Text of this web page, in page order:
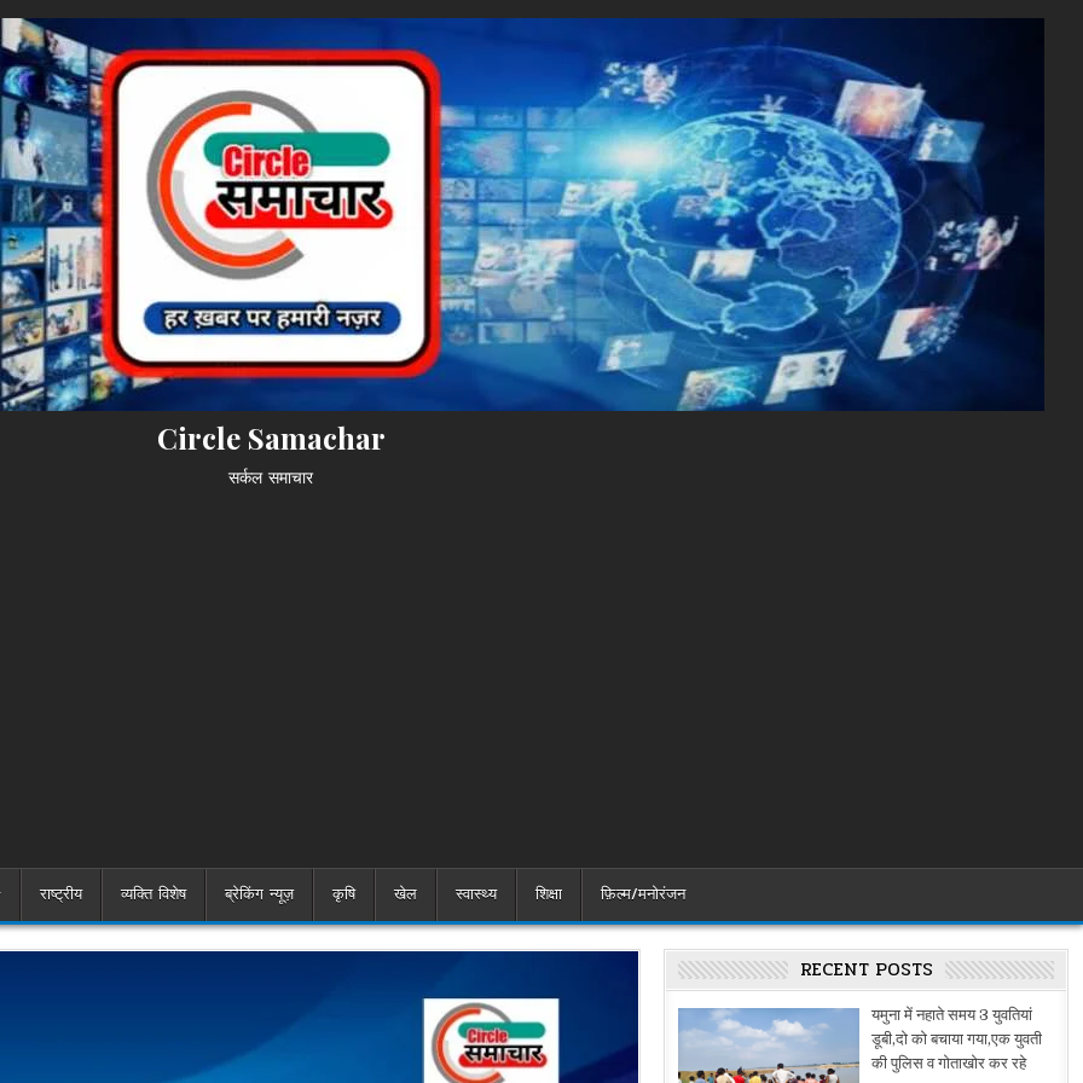
Circle Samachar
सर्कल समाचार
राष्ट्रीय व्यक्ति विशेष ब्रेकिंग न्यूज़ कृषि खेल स्वास्थ्य शिक्षा फ़िल्म/मनोरंजन
RECENT POSTS
यमुना में नहाते समय 3 युवतियां
डूबी,दो को बचाया गया,एक युवती
की पुलिस व गोताखोर कर रहे